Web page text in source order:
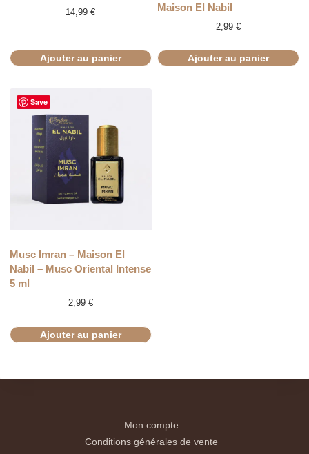
14,99€
Ajouter au panier
Maison El Nabil
2,99€
Ajouter au panier
Save
Musc Imran – Maison El
Nabil – Musc Oriental Intense
5 ml
2,99 €
Ajouter au panier
Mon compte
Conditions générales de vente